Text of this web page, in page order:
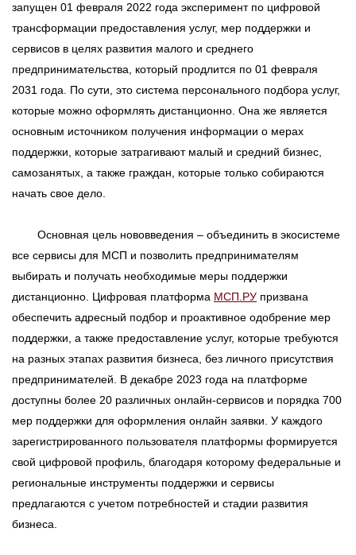
запущен 01 февраля 2022 года эксперимент по цифровой
трансформации предоставления услуг, мер поддержки и
сервисов в целях развития малого и среднего
предпринимательства, который продлится по 01 февраля
2031 года. По сути, это система персонального подбора услуг,
которые можно оформлять дистанционно. Она же является
основным источником получения информации о мерах
поддержки, которые затрагивают малый и средний бизнес,
самозанятых, а также граждан, которые только собираются
начать свое дело.
Основная цель нововведения – объединить в экосистеме
все сервисы для МСП и позволить предпринимателям
выбирать и получать необходимые меры поддержки
дистанционно. Цифровая платформа МСП.РУ призвана
обеспечить адресный подбор и проактивное одобрение мер
поддержки, а также предоставление услуг, которые требуются
на разных этапах развития бизнеса, без личного присутствия
предпринимателей. В декабре 2023 года на платформе
доступны более 20 различных онлайн-сервисов и порядка 700
мер поддержки для оформления онлайн заявки. У каждого
зарегистрированного пользователя платформы формируется
свой цифровой профиль, благодаря которому федеральные и
региональные инструменты поддержки и сервисы
предлагаются с учетом потребностей и стадии развития
бизнеса.